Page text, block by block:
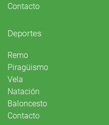
Contacto
Deportes
Remo
Piragüismo
Vela
Natación
Baloncesto
Contacto